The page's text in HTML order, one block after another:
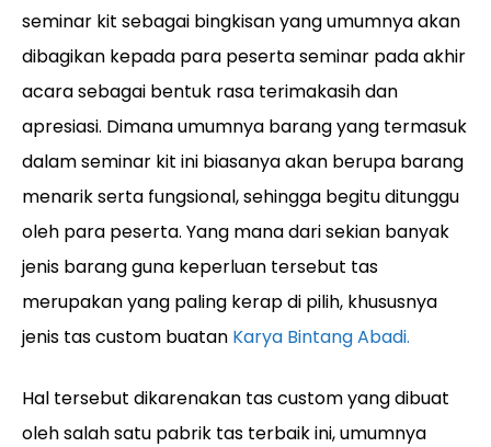
seminar kit sebagai bingkisan yang umumnya akan
dibagikan kepada para peserta seminar pada akhir
acara sebagai bentuk rasa terimakasih dan
apresiasi. Dimana umumnya barang yang termasuk
dalam seminar kit ini biasanya akan berupa barang
menarik serta fungsional, sehingga begitu ditunggu
oleh para peserta. Yang mana dari sekian banyak
jenis barang guna keperluan tersebut tas
merupakan yang paling kerap di pilih, khususnya
jenis tas custom buatan Karya Bintang Abadi.
Hal tersebut dikarenakan tas custom yang dibuat
oleh salah satu pabrik tas terbaik ini, umumnya